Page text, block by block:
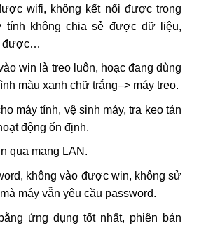
wifi, không kết nối được trong
tính không chia sẻ được dữ liệu,
được…
win là treo luôn, hoạc đang dùng
màu xanh chữ trắng–> máy treo.
máy tính, vệ sinh máy, tra keo tản
động ổn định.
qua mạng LAN.
không vào được win, không sử
máy vẫn yêu cầu password.
ứng dụng tốt nhất, phiên bản